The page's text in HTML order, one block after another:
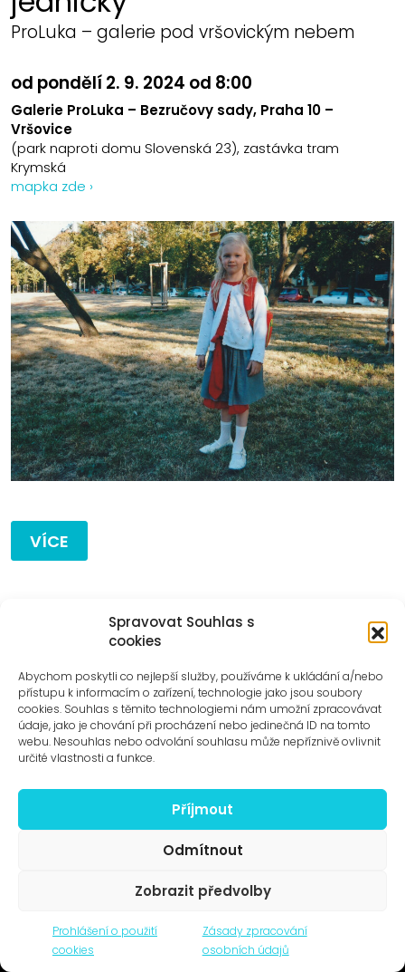
Spravovat Souhlas s
cookies
Abychom poskytli co nejlepší služby, používáme k ukládání a/nebo
přístupu k informacím o zařízení, technologie jako jsou soubory
cookies. Souhlas s těmito technologiemi nám umožní zpracovávat
údaje, jako je chování při procházení nebo jedinečná ID na tomto
webu. Nesouhlas nebo odvolání souhlasu může nepříznivě ovlivnit
určité vlastnosti a funkce.
Příjmout
Odmítnout
Zobrazit předvolby
Prohlášení o použití
cookies
Zásady zpracování
osobních údajů
ProLuka – galerie pod vršovickým nebem
od pondělí 2. 9. 2024 od 8:00
Galerie ProLuka – Bezručovy sady, Praha 10 –
Vršovice
(park naproti domu Slovenská 23), zastávka tram
Krymská
mapka zde ›
VÍCE
Archiv
Festival & architektura
O čtyřech dnech
Galerie ProLuka
O umění v Motole